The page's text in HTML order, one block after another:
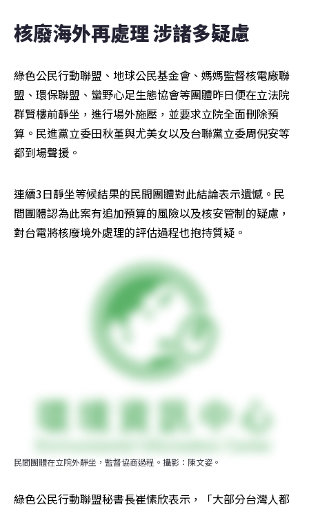
核廢海外再處理 涉諸多疑慮
綠色公民行動聯盟、地球公民基金會、媽媽監督核電廠聯
盟、環保聯盟、蠻野心足生態協會等團體昨日便在立法院
群賢樓前靜坐，進行場外施壓，並要求立院全面刪除預
算。民進黨立委田秋堇與尤美女以及台聯黨立委周倪安等
都到場聲援。
連續3日靜坐等候結果的民間團體對此結論表示遺憾。民
間團體認為此案有追加預算的風險以及核安管制的疑慮，
對台電將核廢境外處理的評估過程也抱持質疑。
民間團體在立院外靜坐，監督協商過程。攝影：陳文姿。
綠色公民行動聯盟秘書長崔愫欣表示，「大部分台灣人都